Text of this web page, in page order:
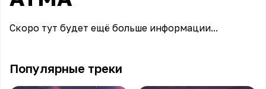
Скоро тут будет ещё больше информации...
Популярные треки